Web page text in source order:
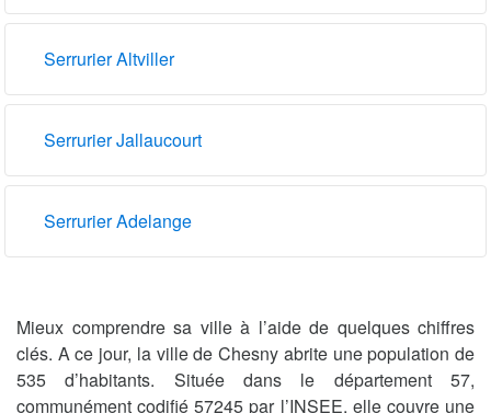
Serrurier Altviller
Serrurier Jallaucourt
Serrurier Adelange
Mieux comprendre sa ville à l’aide de quelques chiffres
clés. A ce jour, la ville de Chesny abrite une population de
535 d’habitants. Située dans le département 57,
communément codifié 57245 par l’INSEE, elle couvre une